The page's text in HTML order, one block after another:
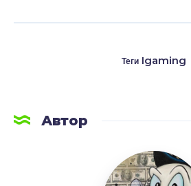
Теги Igaming
Автор
LetsAFF